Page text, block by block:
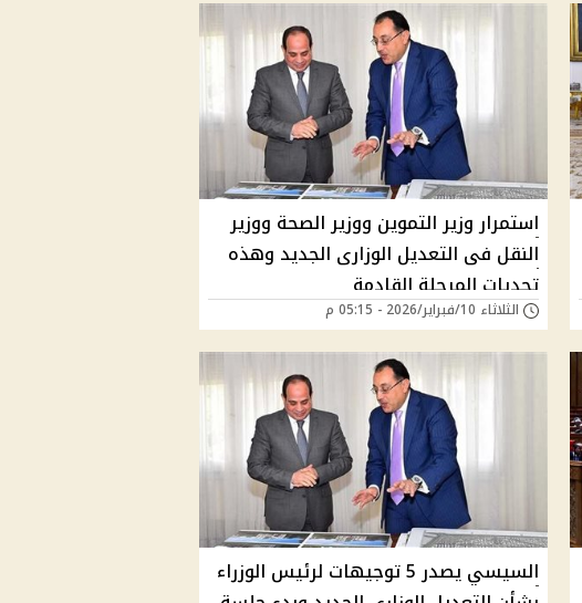
استمرار وزير التموين ووزير الصحة ووزير
النقل فى التعديل الوزارى الجديد وهذه
تحديات المرحلة القادمة
الثلاثاء 10/فبراير/2026 - 05:15 م
السيسي يصدر 5 توجيهات لرئيس الوزراء